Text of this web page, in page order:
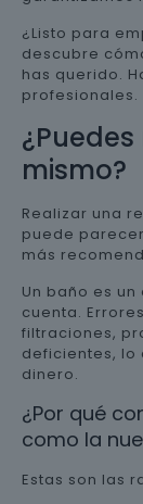
¿Listo para
descubre
has querido.
profesionales.
mismo?
Realizar una
puede
más
Un baño es
cuenta.
filtraciones,
deficientes, lo
dinero.
¿Por qué
como la
Estas son las